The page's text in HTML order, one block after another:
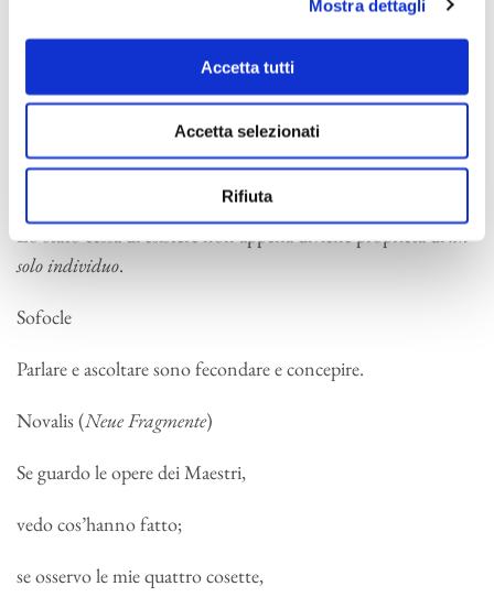
Mostra dettagli
Accetta tutti
Accetta selezionati
Rifiuta
è un diamante che, se levigato dall’ironia, brilla
assai più splendidamente, ma che rimane pur sempre un
diamante anche senza levigatura.
Lo stato cessa di esistere non appena diviene proprietà diun
solo individuo.
Sofocle
Parlare e ascoltare sono fecondare e concepire.
Novalis (Neue Fragmente)
Se guardo le opere dei Maestri,
vedo cos’hanno fatto;
se osservo le mie quattro cosette,